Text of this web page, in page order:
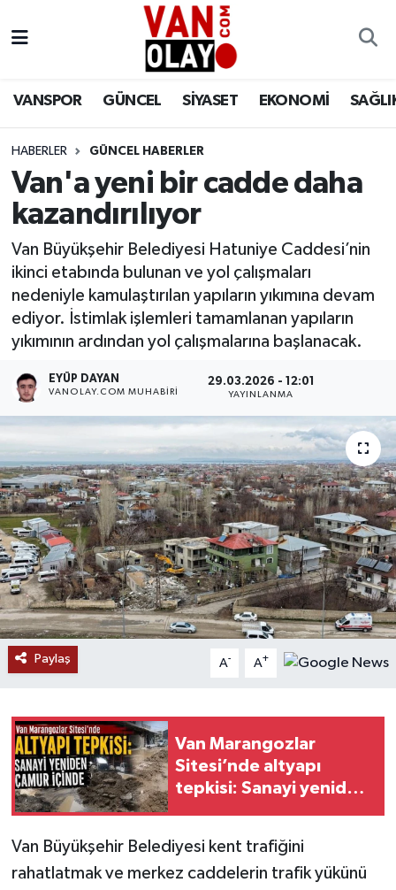
VANSPOR GÜNCEL SİYASET EKONOMİ
HABERLER GÜNCEL HABERLER
Van'a yeni bir cadde daha
kazandırılıyor
Van Büyükşehir Belediyesi Hatuniye Caddesi’nin
ikinci etabında bulunan ve yol çalışmaları
nedeniyle kamulaştırılan yapıların yıkımına devam
ediyor. İstimlak işlemleri tamamlanan yapıların
yıkımının ardından yol çalışmalarına başlanacak.
EYÜP DAYAN
VANOLAY.COM MUHABIRI
29.03.2026 - 12:01
YAYINLANMA
Paylaş A- A+
Van Marangozlar
Sitesi’nde altyapı
tepkisi: Sanayi yeniden
Van Büyükşehir Belediyesi kent trafiğini
rahatlatmak ve merkez caddelerin trafik yükünü
Siyaset
Ekonomi
Sağlık
Eğitim
Bilim & Teknoloji
Dünya
RESMİ İLANLAR
Van Nöbetçi Eczaneler
Van Namaz Vakitleri
Van Trafik Yoğunluk Haritası
Süper Lig Puan Durumu ve Fikstür
Tüm Manşetler
Son Dakika Haberleri
Haber Arşivi